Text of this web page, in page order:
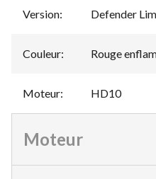
Version: Defender
Couleur: Rouge
Moteur: HD10
Moteur